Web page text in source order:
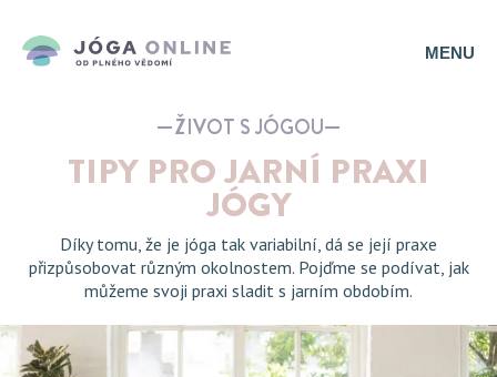
MENU
ŽIVOT S JÓGOU
TIPY PRO JARNÍ PRAXI
JÓGY
Díky tomu, že je jóga tak variabilní, dá se její praxe
přizpůsobovat různým okolnostem. Pojďme se podívat, jak
můžeme svoji praxi sladit s jarním obdobím.